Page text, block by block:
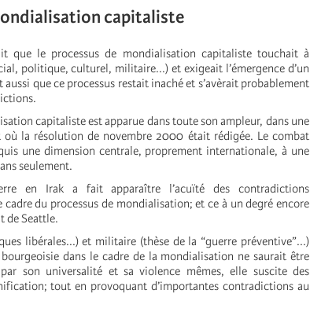
capitaliste
que le processus de mondialisation capitaliste touchait à
politique, culturel, militaire...) et exigeait l’émergence d’un
que ce processus restait inaché et s’avèrait probablement
capitaliste est apparue dans toute son ampleur, dans une
où la résolution de novembre 2000 était rédigée. Le combat
une dimension centrale, proprement internationale, à une
seulement.
en Irak a fait apparaître l’acuïté des contradictions
du processus de mondialisation; et ce à un degré encore
de Seattle.
libérales...) et militaire (thèse de la “guerre préventive”...)
dans le cadre de la mondialisation ne saurait être
son universalité et sa violence mêmes, elle suscite des
tout en provoquant d’importantes contradictions au